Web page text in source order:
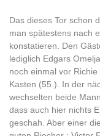
Das dieses Tor schon
man spätestens nach
konstatieren. Den
lediglich Edgars
noch einmal vor
Kasten (55.). In der
wechselten beide
dass auch hier nichts
geschah. Aber einer